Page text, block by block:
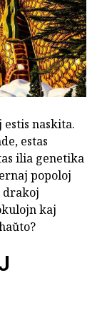
naskita.
estas
ilia genetika
popoloj
drakoj
kaj